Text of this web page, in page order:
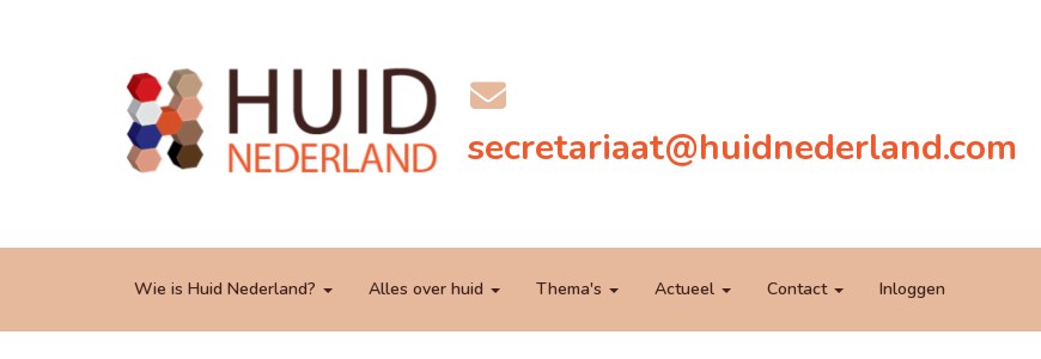
taairaterces@huidnederland.com
Wie is Huid Nederland? Alles over huid Thema's Actueel Contact Inloggen